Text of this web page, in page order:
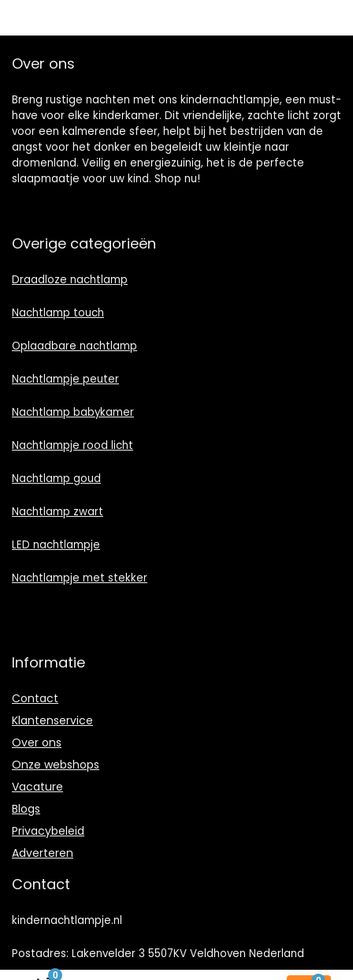
0
Over ons
Breng rustige nachten met ons kindernachtlampje, een must-
have voor elke kinderkamer. Dit vriendelijke, zachte licht zorgt
voor een kalmerende sfeer, helpt bij het bestrijden van de
angst voor het donker en begeleidt uw kleintje naar
dromenland. Veilig en energiezuinig, het is de perfecte
slaapmaatje voor uw kind. Shop nu!
Overige categorieën
Draadloze nachtlamp
Nachtlamp touch
Oplaadbare nachtlamp
Nachtlampje peuter
Nachtlamp babykamer
Nachtlampje rood licht
Nachtlamp goud
Nachtlamp zwart
LED nachtlampje
Nachtlampje met stekker
Informatie
Contact
Klantenservice
Over ons
Onze webshops
Vacature
Blogs
Privacybeleid
Adverteren
Contact
kindernachtlampje.nl
Postadres: Lakenvelder 3 5507KV Veldhoven Nederland